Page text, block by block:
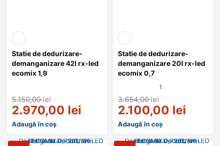
Statie de dedurizare-
demanganizare 42l rx-led
ecomix 1,9
5.150,00lei
2.970,00 lei
Adaugă în coș
Statie de dedurizare-
demanganizare 20l rx-led
ecomix 0,7
1
3.654,00lei
2.100,00 lei
Adaugă în coș